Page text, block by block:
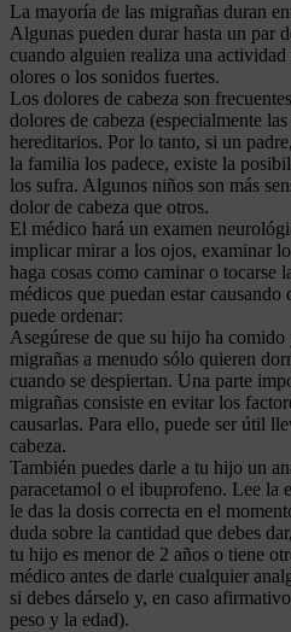
La mayoría de las migrañas duran
Algunas pueden durar hasta un par
cuando alguien realiza una
olores o los sonidos fuertes.
Los dolores de cabeza son
dolores de cabeza (especialmente
hereditarios. Por lo tanto, si un
la familia los padece, existe la
los sufra. Algunos niños son más
dolor de cabeza que otros.
El médico hará un examen
implicar mirar a los ojos, examinar
haga cosas como caminar o tocarse
médicos que puedan estar
puede ordenar:
Asegúrese de que su hijo ha
migrañas a menudo sólo quieren
cuando se despiertan. Una parte
migrañas consiste en evitar los
causarlas. Para ello, puede ser útil
cabeza.
También puedes darle a tu hijo un
paracetamol o el ibuprofeno. Lee la
le das la dosis correcta en el
duda sobre la cantidad que debes
tu hijo es menor de 2 años o tiene
médico antes de darle cualquier
si debes dárselo y, en caso
peso y la edad).